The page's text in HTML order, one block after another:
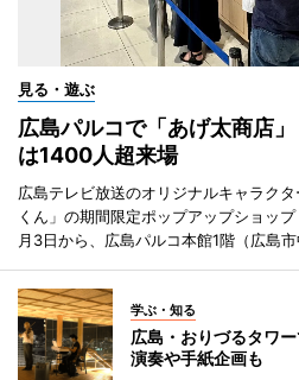
見る・遊ぶ
広島パルコで「あげ太商店
は1400人超来場
広島テレビ放送のオリジナルキャラク
くん」の期間限定ポップアップショッ
月3日から、広島パルコ本館1階（広島市
学ぶ・知る
広島・おりづるタワ
演奏や手紙企画も